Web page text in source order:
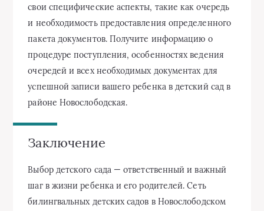
свои специфические аспекты, такие как очередь
и необходимость предоставления определенного
пакета документов. Получите информацию о
процедуре поступления, особенностях ведения
очередей и всех необходимых документах для
успешной записи вашего ребенка в детский сад в
районе Новослободская.
Заключение
Выбор детского сада — ответственный и важный
шаг в жизни ребенка и его родителей. Сеть
билингвальных детских садов в Новослободском